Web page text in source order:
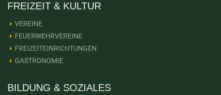
FREIZEIT & KULTUR
VEREINE
FEUERWEHRVEREINE
FREIZEITEINRICHTUNGEN
GASTRONOMIE
BILDUNG & SOZIALES